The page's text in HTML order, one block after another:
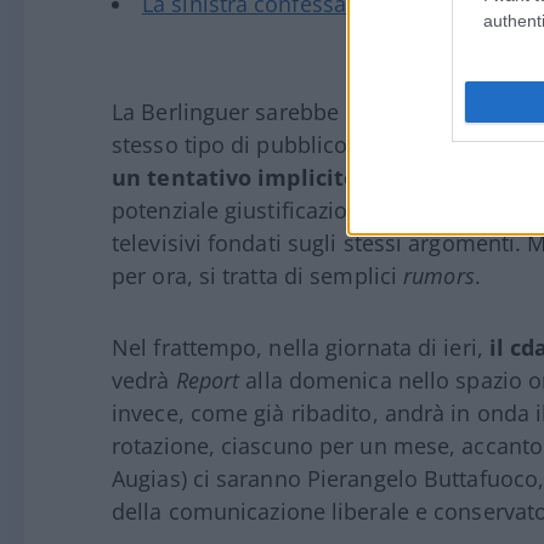
La Berlinguer sarebbe irritata perché
stesso tipo di pubblico, interessato alla
un tentativo implicito del governo
potenziale giustificazione degli “ascolti
televisivi fondati sugli stessi argomenti.
per ora, si tratta di semplici rumors.
Nel frattempo, nella giornata di ieri, il
vedrà Report alla domenica nello spazio
invece, come già ribadito, andrà in onda
rotazione, ciascuno per un mese,
Augias) ci saranno Pierangelo
della comunicazione liberale e